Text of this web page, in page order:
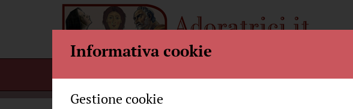
Informativa cookie
Gestione cookie